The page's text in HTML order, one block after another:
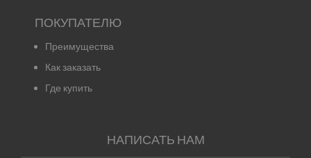
ПОКУПАТЕЛЮ
Преимущества
Как заказать
Где купить
НАПИСАТЬ НАМ